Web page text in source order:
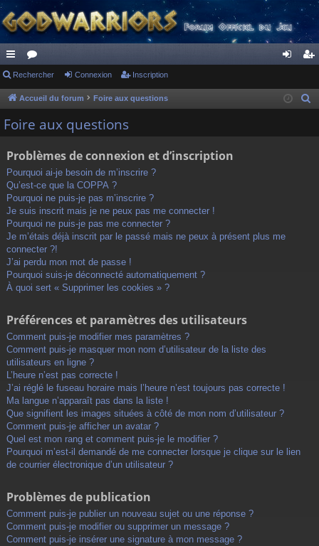
ac
co
ur
s
or
u ne cri
Rechercher Connexion Inscription
Accueil du forum Foire aux questions
Foire aux questions
Problèmes de connexion et d’inscription
Pourquoi ai-je besoin de m’inscrire ?
Qu’est-ce que la COPPA ?
Pourquoi ne puis-je pas m’inscrire ?
Je suis inscrit mais je ne peux pas me connecter !
Pourquoi ne puis-je pas me connecter ?
Je m’étais déjà inscrit par le passé mais ne peux à présent plus me
connecter ?!
J’ai perdu mon mot de passe !
Pourquoi suis-je déconnecté automatiquement ?
À quoi sert « Supprimer les cookies » ?
Préférences et paramètres des utilisateurs
Comment puis-je modifier mes paramètres ?
Comment puis-je masquer mon nom d’utilisateur de la liste des
utilisateurs en ligne ?
L’heure n’est pas correcte !
J’ai réglé le fuseau horaire mais l’heure n’est toujours pas correcte !
Ma langue n’apparaît pas dans la liste !
Que signifient les images situées à côté de mon nom d’utilisateur ?
Comment puis-je afficher un avatar ?
Quel est mon rang et comment puis-je le modifier ?
Pourquoi m’est-il demandé de me connecter lorsque je clique sur le lien
de courrier électronique d’un utilisateur ?
Problèmes de publication
Comment puis-je publier un nouveau sujet ou une réponse ?
Comment puis-je modifier ou supprimer un message ?
Comment puis-je insérer une signature à mon message ?